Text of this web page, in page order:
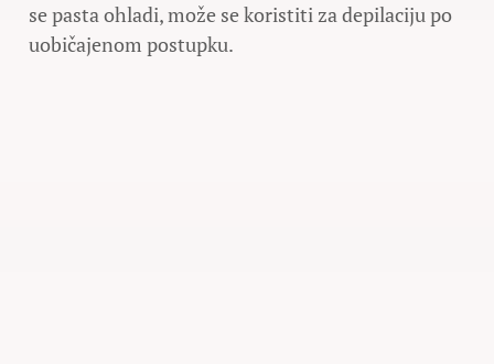
se pasta ohladi, može se koristiti za depilaciju po
uobičajenom postupku.